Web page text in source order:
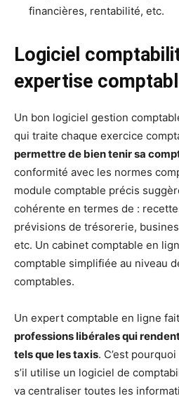
financières, rentabilité, etc.
Logiciel
expertise
Un bon logiciel gestion
qui traite chaque exercice
permettre de bien tenir sa
conformité avec les normes
module comptable précis
cohérente en termes de :
prévisions de trésorerie,
etc. Un cabinet comptable en
comptable simplifiée au niveau
comptables.
Un expert comptable en ligne fait
professions libérales qui
tels que les taxis. C’est
s’il utilise un logiciel de
va centraliser toutes les